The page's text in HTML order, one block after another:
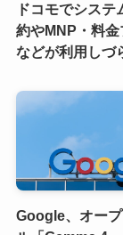
ドコモでシステ
約やMNP・料
などが利用しづ
Google、オー